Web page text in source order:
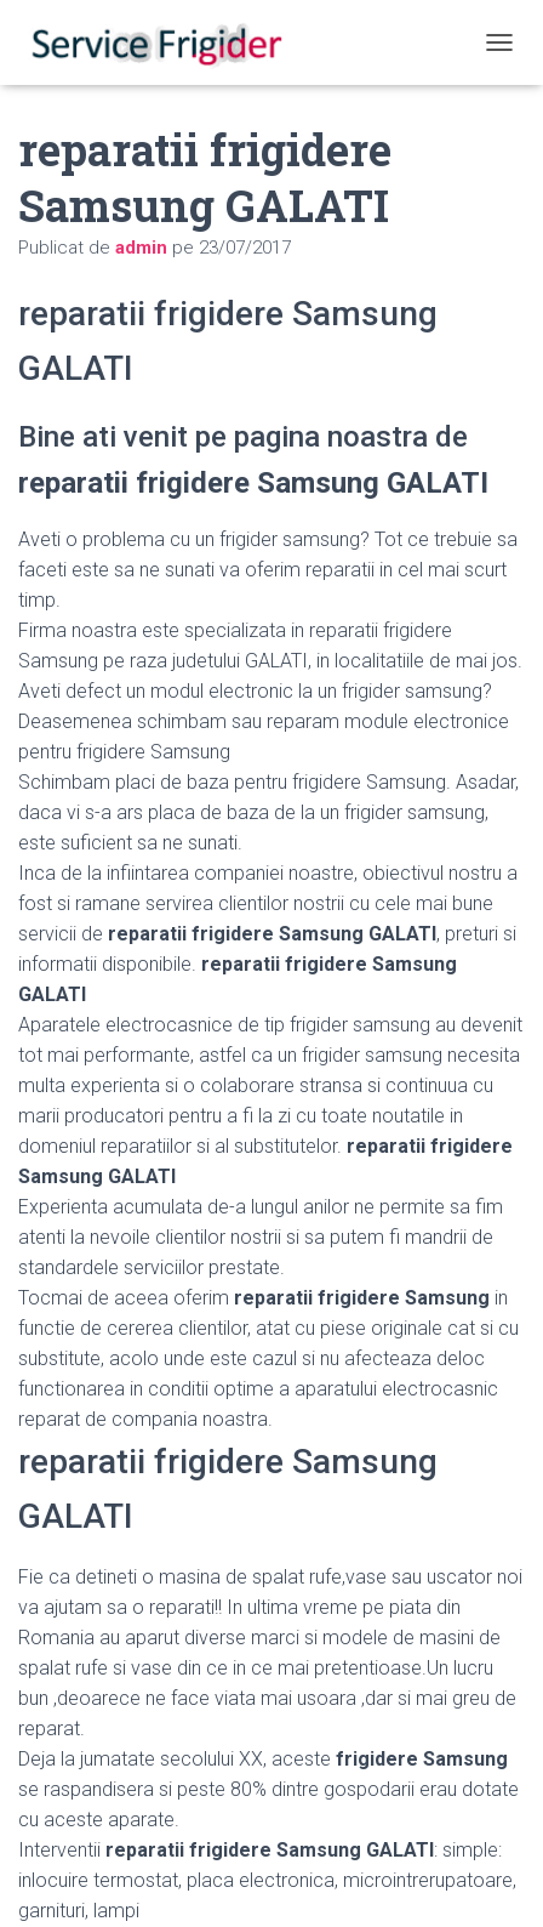
reparatii frigidere
Samsung GALATI
Publicat de admin pe 23/07/2017
reparatii frigidere Samsung
GALATI
Bine ati venit pe pagina noastra de
reparatii frigidere Samsung GALATI
Aveti o problema cu un frigider samsung? Tot ce trebuie sa
faceti este sa ne sunati va oferim reparatii in cel mai scurt
timp.
Firma noastra este specializata in reparatii frigidere
Samsung pe raza judetului GALATI, in localitatiile de mai jos.
Aveti defect un modul electronic la un frigider samsung?
Deasemenea schimbam sau reparam module electronice
pentru frigidere Samsung
Schimbam placi de baza pentru frigidere Samsung. Asadar,
daca vi s-a ars placa de baza de la un frigider samsung,
este suficient sa ne sunati.
Inca de la infiintarea companiei noastre, obiectivul nostru a
fost si ramane servirea clientilor nostrii cu cele mai bune
servicii de reparatii frigidere Samsung GALATI, preturi si
informatii disponibile. reparatii frigidere Samsung
GALATI
Aparatele electrocasnice de tip frigider samsung au devenit
tot mai performante, astfel ca un frigider samsung necesita
multa experienta si o colaborare stransa si continuua cu
marii producatori pentru a fi la zi cu toate noutatile in
domeniul reparatiilor si al substitutelor. reparatii frigidere
Samsung GALATI
Experienta acumulata de-a lungul anilor ne permite sa fim
atenti la nevoile clientilor nostrii si sa putem fi mandrii de
standardele serviciilor prestate.
Tocmai de aceea oferim reparatii frigidere Samsung in
functie de cererea clientilor, atat cu piese originale cat si cu
substitute, acolo unde este cazul si nu afecteaza deloc
functionarea in conditii optime a aparatului electrocasnic
reparat de compania noastra.
reparatii frigidere Samsung
GALATI
Fie ca detineti o masina de spalat rufe,vase sau uscator noi
va ajutam sa o reparati!! In ultima vreme pe piata din
Romania au aparut diverse marci si modele de masini de
spalat rufe si vase din ce in ce mai pretentioase.Un lucru
bun ,deoarece ne face viata mai usoara ,dar si mai greu de
reparat.
Deja la jumatate secolului XX, aceste frigidere Samsung
se raspandisera si peste 80% dintre gospodarii erau dotate
cu aceste aparate.
Interventii reparatii frigidere Samsung GALATI: simple:
inlocuire termostat, placa electronica, microintrerupatoare,
garnituri, lampi